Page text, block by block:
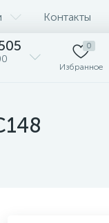
Контакты
0
Избранное